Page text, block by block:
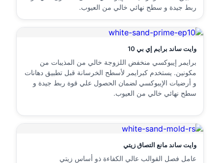
ربط جيدة و سطح نهائي خالي من العيوب.
وايت ساند برايم إي بي 10
برايمر إيبوكسي منخفض اللزوجة خالي من المذيبات من
مكونين. يستخدم كبرايمر لأسطح الخرسانة قبل تطبيق دهانات
و أرضيات الإيبوكسي لضمان الحصول علي قوة ربط جيدة و
سطح نهائي خالي من العيوب.
وايت ساند مانع التصاق زيتي
عامل فصل القوالب عالي الكفاءة ذو أساس زيتي